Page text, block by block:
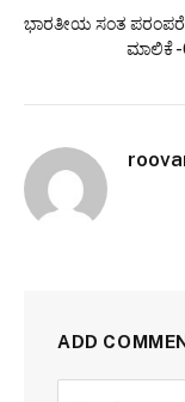
ಭಾರತೀಯ ಸಂತ
ಮಾಲಿಕೆ -
ADD